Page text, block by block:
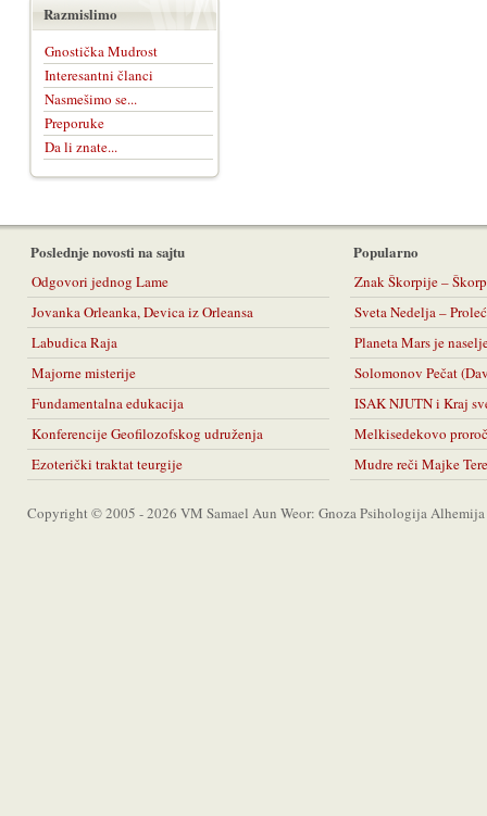
Razmislimo
Gnostička Mudrost
Interesantni članci
Nasmešimo se...
Preporuke
Da li znate...
Poslednje novosti na sajtu
Odgovori jednog Lame
Jovanka Orleanka, Devica iz Orleansa
Labudica Raja
Majorne misterije
Fundamentalna edukacija
Konferencije Geofilozofskog udruženja
Ezoterički traktat teurgije
Popularno
Znak Škorpije –
Sveta Nedelja –
Planeta Mars je
Solomonov Pečat
ISAK NJUTN i Kraj
Melkisedekovo
Mudre reči Majke
Copyright © 2005 - 2026 VM Samael Aun Weor: Gnoza Psihologija